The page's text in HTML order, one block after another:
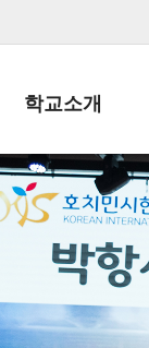
학교소개
학교장인사말
학생회장인사말
학교상징
학교 CI